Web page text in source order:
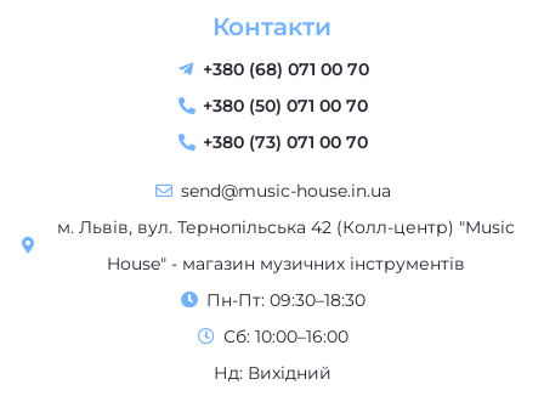
Контакти
+380 (68) 071 00 70
+380 (50) 071 00 70
+380 (73) 071 00 70
send@music-house.in.ua
м. Львів, вул. Тернопільська 42 (Колл-центр) "Music
House" - магазин музичних інструментів
Пн-Пт: 09:30–18:30
Сб: 10:00–16:00
Нд: Вихідний